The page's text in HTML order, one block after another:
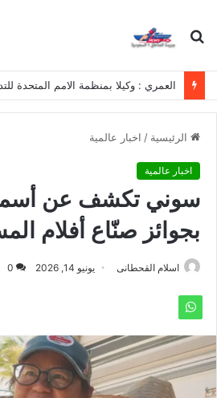
بحث
الرئيسية / اخبار عالمية
اخبار عالمية
سوني تكشف عن
بجوائز صنّاع أفلام
اسلام القحطانى يونيو 14, 2026 0